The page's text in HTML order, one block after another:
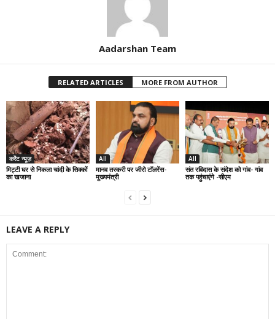
Aadarshan Team
RELATED ARTICLES MORE FROM AUTHOR
करेंट न्यूज़
मिट्टी घर से निकला चांदी के सिक्कों
का खजाना
All
मानव तस्करी पर जीरो टॉलरेंस-
मुख्यमंत्री
All
संत रविदास के संदेश को गांव- गांव
तक पहुंचाएंगे -सीएम
LEAVE A REPLY